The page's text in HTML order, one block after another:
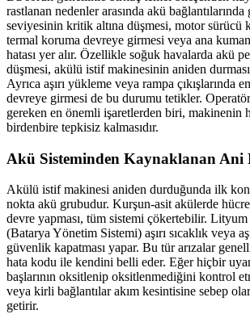
rastlanan nedenler arasında akü
seviyesinin kritik altına düşmesi, motor sürücü
termal koruma devreye girmesi veya ana
hatası yer alır. Özellikle soğuk havalarda akü
düşmesi, akülü istif makinesinin aniden
Ayrıca aşırı yükleme veya rampa çıkışlarında
devreye girmesi de bu durumu tetikler.
gereken en önemli işaretlerden biri, makinenin
birdenbire tepkisiz kalmasıdır.
Akü Sisteminden Kaynaklanan Ani
Akülü istif makinesi aniden durduğunda ilk
nokta akü grubudur. Kurşun-asit akülerde
devre yapması, tüm sistemi çökertebilir.
(Batarya Yönetim Sistemi) aşırı sıcaklık veya
güvenlik kapatması yapar. Bu tür arızalar
hata kodu ile kendini belli eder. Eğer hiçbir
başlarının oksitlenip oksitlenmediğini kontrol
veya kirli bağlantılar akım kesintisine sebep
getirir.